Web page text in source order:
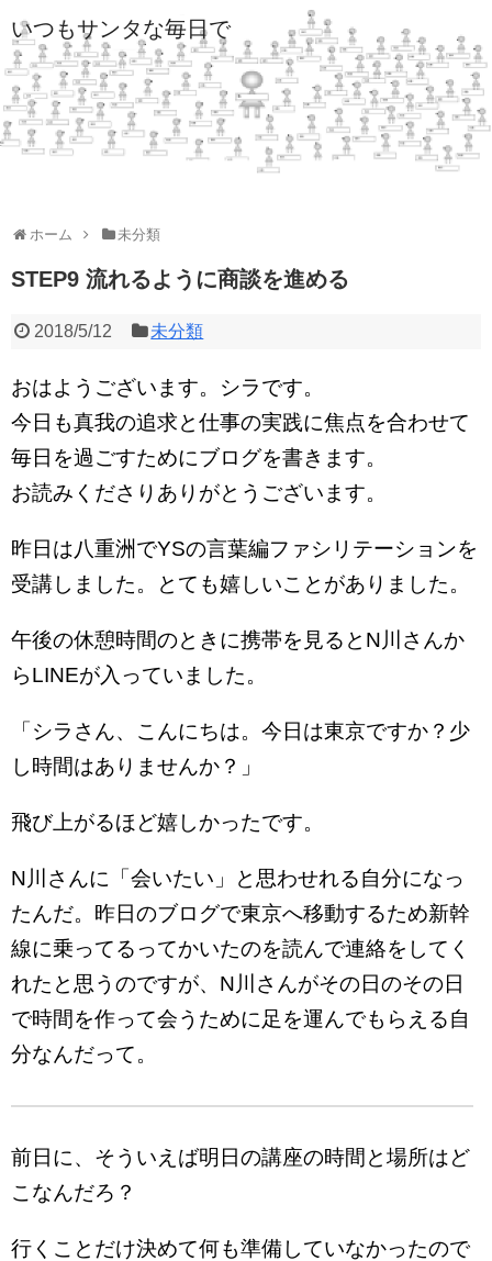
いつもサンタな毎日で
ホーム 未分類
STEP9 流れるように商談を進める
2018/5/12 未分類
おはようございます。シラです。
今日も真我の追求と仕事の実践に焦点を合わせて
毎日を過ごすためにブログを書きます。
お読みくださりありがとうございます。
昨日は八重洲でYSの言葉編ファシリテーションを
受講しました。とても嬉しいことがありました。
午後の休憩時間のときに携帯を見るとN川さんか
らLINEが入っていました。
「シラさん、こんにちは。今日は東京ですか？少
し時間はありませんか？」
飛び上がるほど嬉しかったです。
N川さんに「会いたい」と思わせれる自分になっ
たんだ。昨日のブログで東京へ移動するため新幹
線に乗ってるってかいたのを読んで連絡をしてく
れたと思うのですが、N川さんがその日のその日
で時間を作って会うために足を運んでもらえる自
分なんだって。
前日に、そういえば明日の講座の時間と場所はど
こなんだろ？
行くことだけ決めて何も準備していなかったので